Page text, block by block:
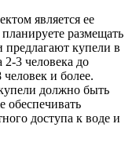
является ее
размещать
купели в
3 человека до
и более.
должно быть
обеспечивать
доступа к воде и